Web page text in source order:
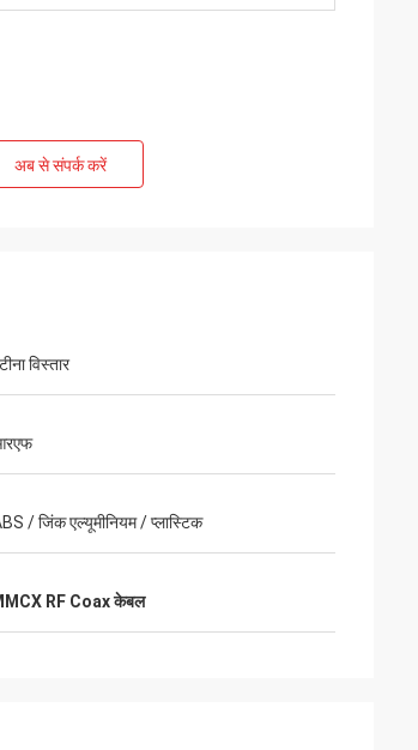
अब से संपर्क करें
विस्तार
/ जिंक एल्यूमीनियम / प्लास्टिक
RF Coax केबल